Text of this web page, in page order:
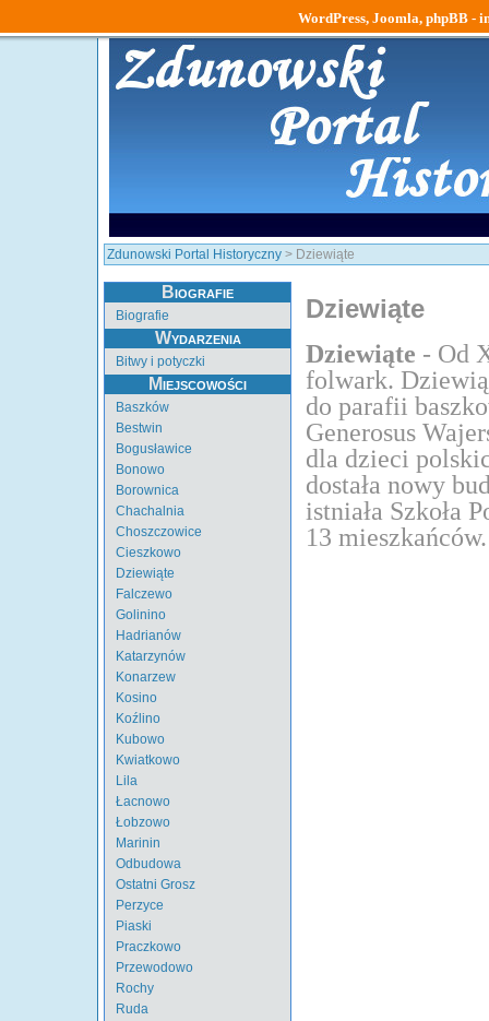
WordPress, Joomla, phpBB -
Zdunowski Portal Historyczny > Dziewiąte
Biografie
Biografie
Wydarzenia
Bitwy i potyczki
Miejscowości
Baszków
Bestwin
Bogusławice
Bonowo
Borownica
Chachalnia
Choszczowice
Cieszkowo
Dziewiąte
Falczewo
Golinino
Hadrianów
Katarzynów
Konarzew
Kosino
Koźlino
Kubowo
Kwiatkowo
Lila
Łacnowo
Łobzowo
Marinin
Odbudowa
Ostatni Grosz
Perzyce
Piaski
Praczkowo
Przewodowo
Rochy
Ruda
Dziewiąte
Dziewiąte - Od
folwark.
do parafii
Generosus
dla dzieci
dostała nowy
istniała Szkoła
13